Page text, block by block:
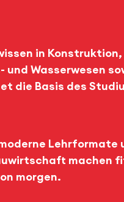
in
und Wasserwesen
die Basis des
Lehrformate
machen
morgen.